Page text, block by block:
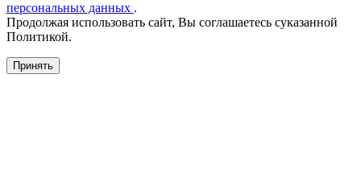
персональных данных .
Продолжая использовать сайт, Вы соглашаетесь суказанной
Политикой.
Принять